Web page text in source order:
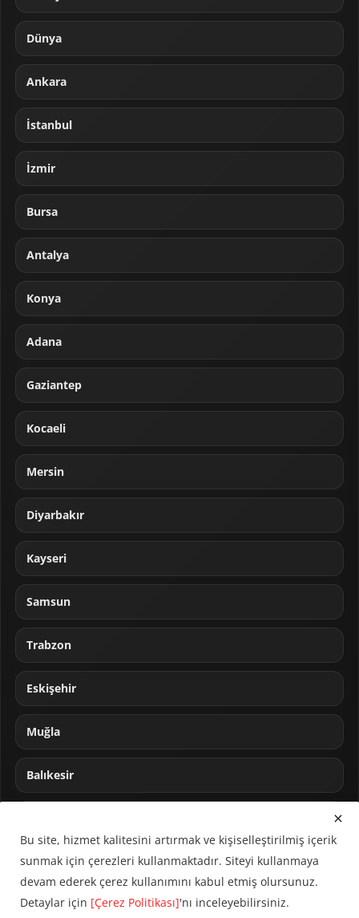
Dünya
Ankara
İstanbul
İzmir
Bursa
Antalya
Konya
Adana
Gaziantep
Kocaeli
Mersin
Diyarbakır
Kayseri
Samsun
Trabzon
Eskişehir
Muğla
Balıkesir
Bu site, hizmet kalitesini artırmak ve kişiselleştirilmiş içerik
sunmak için çerezleri kullanmaktadır. Siteyi kullanmaya
devam ederek çerez kullanımını kabul etmiş olursunuz.
Detaylar için [Çerez Politikası]'nı inceleyebilirsiniz.